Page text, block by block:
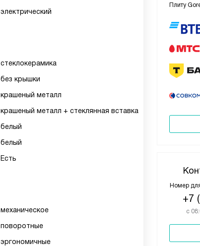
Плиту
Номер
+7
с
электрический
стеклокерамика
без крышки
крашеный металл
крашеный металл + стеклянная вставка
белый
белый
Есть
механическое
поворотные
эргономичные